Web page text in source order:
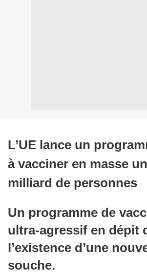
L’UE lance un
à vacciner en masse
milliard de personnes
Un programme de
ultra-agressif en dépit
l’existence d’une
souche.